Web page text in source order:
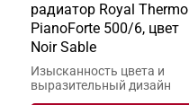
радиатор Royal Thermo
PianoForte 500/6, цвет
Noir Sable
Изысканность цвета и
выразительный дизайн